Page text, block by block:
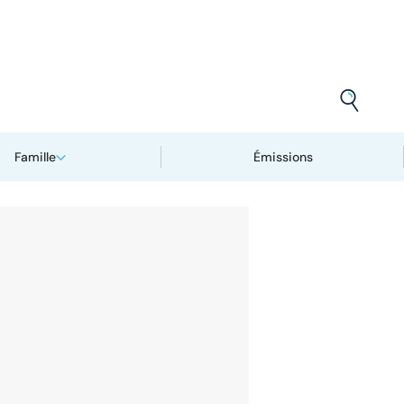
Famille Émissions